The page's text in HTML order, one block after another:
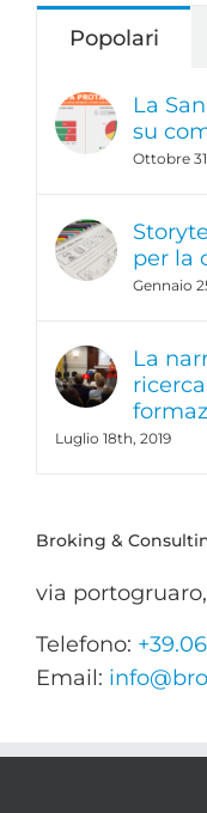
Popolari
La
su
Ottobre
per la
Gennaio
La
Luglio 18th, 2019
Broking &
via
Telefono:
Email: